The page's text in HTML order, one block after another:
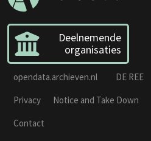
Deelnemende
organisaties
opendata.archieven.nl DE REE
Privacy
Notice and Take Down
Contact